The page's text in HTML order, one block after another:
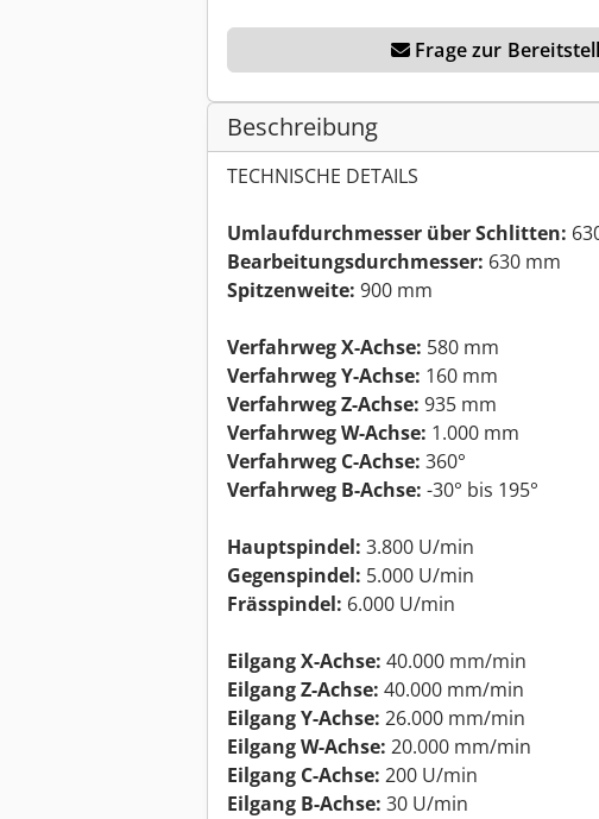
Frage zur
Beschreibung
TECHNISCHE DETAILS
Umlaufdurchmesser über Schlitten:
Bearbeitungsdurchmesser: 630 mm
Spitzenweite: 900 mm
Verfahrweg X-Achse: 580 mm
Verfahrweg Y-Achse: 160 mm
Verfahrweg Z-Achse: 935 mm
Verfahrweg W-Achse: 1.000 mm
Verfahrweg C-Achse: 360°
Verfahrweg B-Achse: -30° bis 195°
Hauptspindel: 3.800 U/min
Gegenspindel: 5.000 U/min
Frässpindel: 6.000 U/min
Eilgang X-Achse: 40.000 mm/min
Eilgang Z-Achse: 40.000 mm/min
Eilgang Y-Achse: 26.000 mm/min
Eilgang W-Achse: 20.000 mm/min
Eilgang C-Achse: 200 U/min
Eilgang B-Achse: 30 U/min